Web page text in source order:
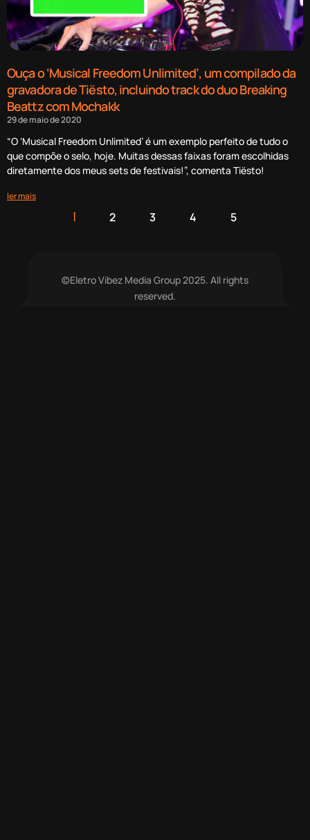
Ouça o ‘Musical Freedom Unlimited’, um compilado da
gravadora de Tiësto, incluindo track do duo Breaking
Beattz com Mochakk
29 de maio de 2020
“O ‘Musical Freedom Unlimited’ é um exemplo perfeito de tudo o
que compõe o selo, hoje. Muitas dessas faixas foram escolhidas
diretamente dos meus sets de festivais!”, comenta Tiësto!
ler mais
1 2 3 4 5
©Eletro Vibez Media Group 2025. All rights
reserved.